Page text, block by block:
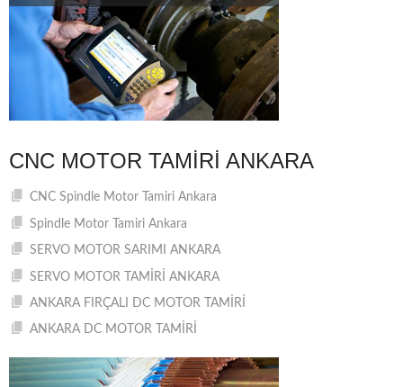
CNC MOTOR TAMIRI ANKARA
CNC Spindle Motor Tamiri Ankara
Spindle Motor Tamiri Ankara
SERVO MOTOR SARIMI ANKARA
SERVO MOTOR TAMİRİ ANKARA
ANKARA FIRÇALI DC MOTOR TAMİRİ
ANKARA DC MOTOR TAMİRİ